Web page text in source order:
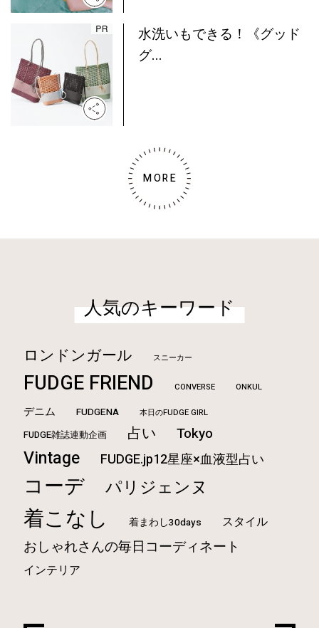
水洗いもできる！《グッド
グ...
MORE
人気のキーワード
ロンドンガール スニーカー
FUDGE FRIEND CONVERSE ONKUL
デニム FUDGENA 本日のFUDGE GIRL
FUDGE雑誌連動企画 占い Tokyo
Vintage FUDGE.jp12星座×血液型占い
コーデ パリジェンヌ
着こなし 着まわし30days スタイル
おしゃれさんの毎日コーディネート
インテリア